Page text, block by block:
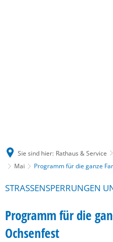
Sie sind hier: Rathaus & Service
Mai
Programm für die ganze
STRASSENSPERRUNGEN
Programm für die
Ochsenfest